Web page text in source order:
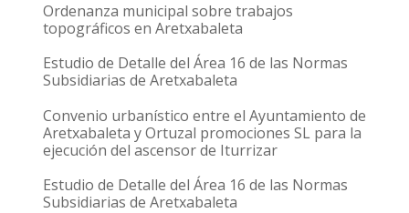
Ordenanza municipal sobre trabajos
topográficos en Aretxabaleta
Estudio de Detalle del Área 16 de las Normas
Subsidiarias de Aretxabaleta
Convenio urbanístico entre el Ayuntamiento de
Aretxabaleta y Ortuzal promociones SL para la
ejecución del ascensor de Iturrizar
Estudio de Detalle del Área 16 de las Normas
Subsidiarias de Aretxabaleta